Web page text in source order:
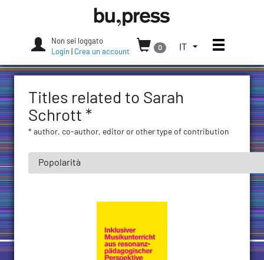
Press
Non sei loggato
Login
Crea un account
0
SELEZIONA
LINGUA.
ATTUALE:
IT Apri/
Titles related to Sarah
Schrott *
* author, co-author, editor or other type of contribution